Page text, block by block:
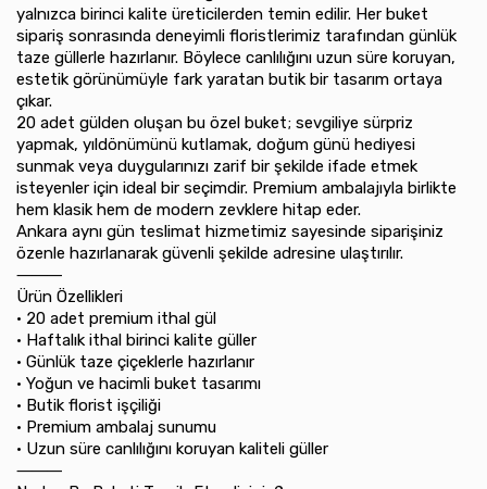
yalnızca birinci kalite üreticilerden temin edilir. Her buket
sipariş sonrasında deneyimli floristlerimiz tarafından günlük
taze güllerle hazırlanır. Böylece canlılığını uzun süre koruyan,
estetik görünümüyle fark yaratan butik bir tasarım ortaya
çıkar.
20 adet gülden oluşan bu özel buket; sevgiliye sürpriz
yapmak, yıldönümünü kutlamak, doğum günü hediyesi
sunmak veya duygularınızı zarif bir şekilde ifade etmek
isteyenler için ideal bir seçimdir. Premium ambalajıyla birlikte
hem klasik hem de modern zevklere hitap eder.
Ankara aynı gün teslimat hizmetimiz sayesinde siparişiniz
özenle hazırlanarak güvenli şekilde adresine ulaştırılır.
⸻
Ürün Özellikleri
•⁠ ⁠20 adet premium ithal gül
•⁠ ⁠Haftalık ithal birinci kalite güller
•⁠ ⁠Günlük taze çiçeklerle hazırlanır
•⁠ ⁠Yoğun ve hacimli buket tasarımı
•⁠ ⁠Butik florist işçiliği
•⁠ ⁠Premium ambalaj sunumu
•⁠ ⁠Uzun süre canlılığını koruyan kaliteli güller
⸻